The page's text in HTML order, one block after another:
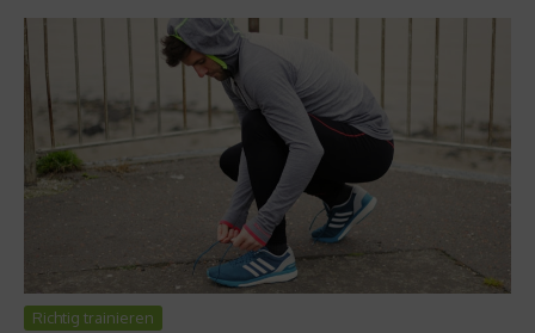
Richtig trainieren